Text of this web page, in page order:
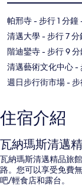
帕邢寺- 步行 1 分鐘
清邁大學- 步行 7 分
階迪鑾寺- 步行 9
清邁藝術文化中心-
週日步行街市場- 步
住宿介紹
瓦納瑪斯清邁
瓦納瑪斯清邁精品旅
路。您可以享受免費
吧/輕食店和露台。